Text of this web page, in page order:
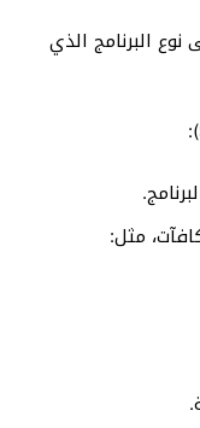
البرنامج الذي